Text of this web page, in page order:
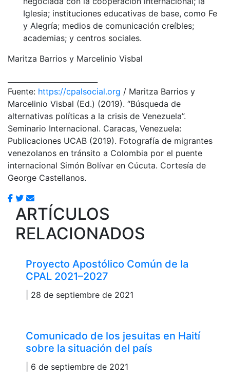
Iglesia; instituciones educativas de base, como Fe
y Alegría; medios de comunicación creíbles;
academias; y centros sociales.
Maritza Barrios y Marcelinio Visbal
Fuente: https://cpalsocial.org / Maritza Barrios y
Marcelinio Visbal (Ed.) (2019). “Búsqueda de
alternativas políticas a la crisis de Venezuela”.
Seminario Internacional. Caracas, Venezuela:
Publicaciones UCAB (2019). Fotografía de migrantes
venezolanos en tránsito a Colombia por el puente
internacional Simón Bolívar en Cúcuta. Cortesía de
George Castellanos.
ARTÍCULOS
RELACIONADOS
Proyecto Apostólico Común de la
CPAL 2021–2027
| 28 de septiembre de 2021
Comunicado de los jesuitas en Haití
sobre la situación del país
| 6 de septiembre de 2021